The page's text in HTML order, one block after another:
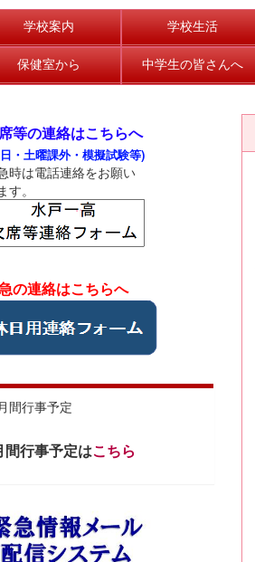
学校案内 学校生活
保健室から 中学生の皆さんへ
等の連絡はこちらへ
・土曜課外・模擬試験等)
時は電話連絡をお願い
す。
の連絡はこちらへ
月間行事予定
間行事予定はこちら